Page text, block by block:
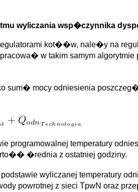
wyliczania wsp�czynnika
kot��w, nale�y na
w takim samym algorytmie
mocy odniesienia
programowalnej temperatury
�rednia z ostatniej godziny.
wyliczanej temperatury
powrotnej z sieci TpwN oraz